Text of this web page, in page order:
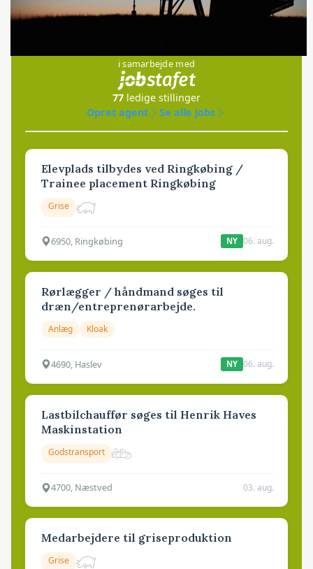
i samarbejde med
77 ledige stillinger
Opret agent
Se alle jobs
Elevplads tilbydes ved Ringkøbing /
Trainee placement Ringkøbing
Grise
6950, Ringkøbing NY 06. aug.
Rørlægger / håndmand søges til
dræn/entreprenørarbejde.
Anlæg Kloak
4690, Haslev NY 06. aug.
Lastbilchauffør søges til Henrik Haves
Maskinstation
Godstransport
4700, Næstved 03. aug.
Medarbejdere til griseproduktion
Grise